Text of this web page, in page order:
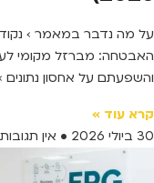
על מה נדבר במאמר ›
האבטחה: מברזל מקומי
והשפעתם על אחסון
קרא עוד »
30 ביולי 2026
אין תגובות